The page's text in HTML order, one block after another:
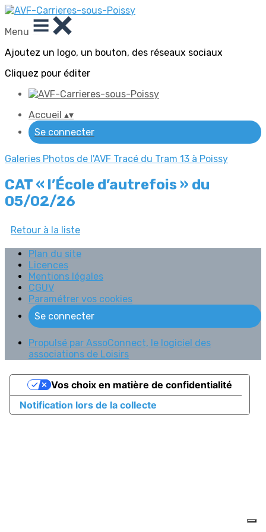
Menu
Ajoutez un logo, un bouton, des réseaux sociaux
Cliquez pour éditer
Accueil ▴▾
Se connecter
Galeries Photos de l'AVF Tracé du Tram 13 à Poissy
CAT « l’École d’autrefois » du
05/02/26
Retour à la liste
Plan du site
Licences
Mentions légales
CGUV
Paramétrer vos cookies
Se connecter
Propulsé par AssoConnect, le logiciel des
associations de Loisirs
Notification lors de la collecte
Vos choix en matière de confidentialité